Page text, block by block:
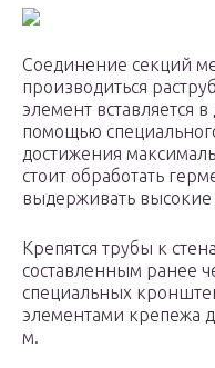
Соединение секций
производиться
элемент вставляется
помощью
достижения
стоит обработать
выдерживать
Крепятся трубы к
составленным ранее
специальных
элементами крепежа
м.